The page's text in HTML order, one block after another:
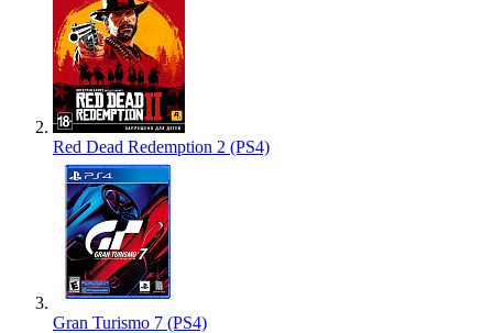
Red Dead Redemption 2 (PS4)
Gran Turismo 7 (PS4)